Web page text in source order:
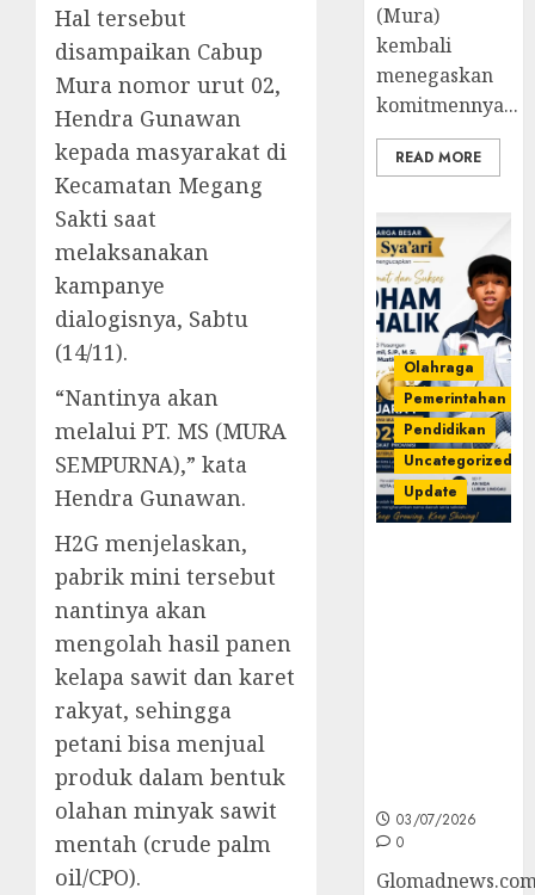
Hal tersebut
disampaikan Cabup
Mura nomor urut 02,
Hendra Gunawan
kepada masyarakat di
Kecamatan Megang
Sakti saat
melaksanakan
kampanye
dialogisnya, Sabtu
(14/11).
“Nantinya akan
melalui PT. MS (MURA
SEMPURNA),” kata
Hendra Gunawan.
H2G menjelaskan,
pabrik mini tersebut
nantinya akan
mengolah hasil panen
kelapa sawit dan karet
rakyat, sehingga
petani bisa menjual
produk dalam bentuk
olahan minyak sawit
mentah (crude palm
oil/CPO).
(Mura)
kembali
menegaskan
komitmennya...
READ MORE
Olahraga
Pemerintahan
Pendidikan
Uncategorized
Update
03/07/2026
0